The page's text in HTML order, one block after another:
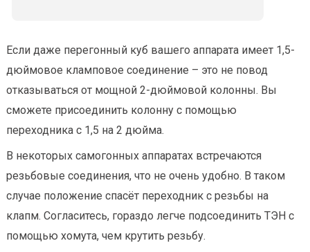
Если даже перегонный куб вашего аппарата имеет 1,5-
дюймовое кламповое соединение – это не повод
отказываться от мощной 2-дюймовой колонны. Вы
сможете присоединить колонну с помощью
переходника с 1,5 на 2 дюйма.
В некоторых самогонных аппаратах встречаются
резьбовые соединения, что не очень удобно. В таком
случае положение спасёт переходник с резьбы на
клапм. Согласитесь, гораздо легче подсоединить ТЭН с
помощью хомута, чем крутить резьбу.